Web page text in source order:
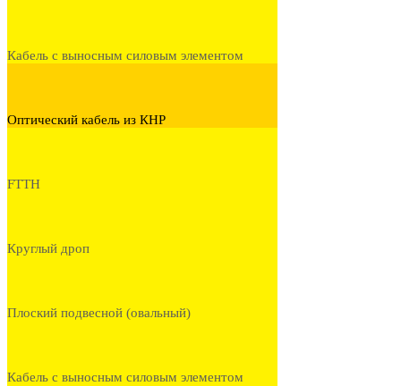
Кабель с выносным силовым элементом
Оптический кабель из КНР
FTTH
Круглый дроп
Плоский подвесной (овальный)
Кабель с выносным силовым элементом